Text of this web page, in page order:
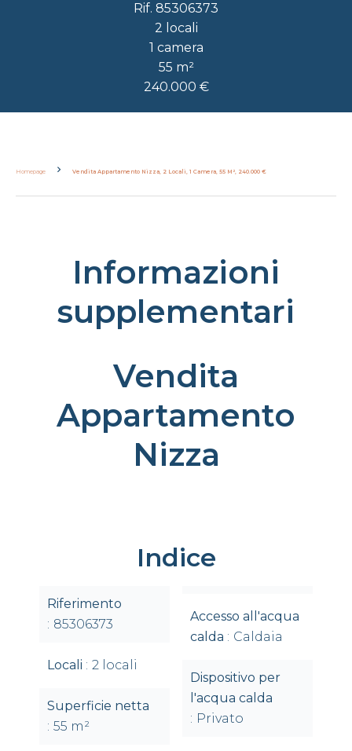
Rif. 85306373
2 locali
1 camera
55 m²
240.000 €
Homepage Vendita Appartamento Nizza, 2 Locali, 1 Camera, 55 M², 240.000 €
Informazioni
supplementari
Vendita
Appartamento
Nizza
Indice
Riferimento
85306373
Locali 2 locali
Superficie netta
55 m²
Accesso all'acqua
calda
Caldaia
Dispositivo per
l'acqua calda
Privato